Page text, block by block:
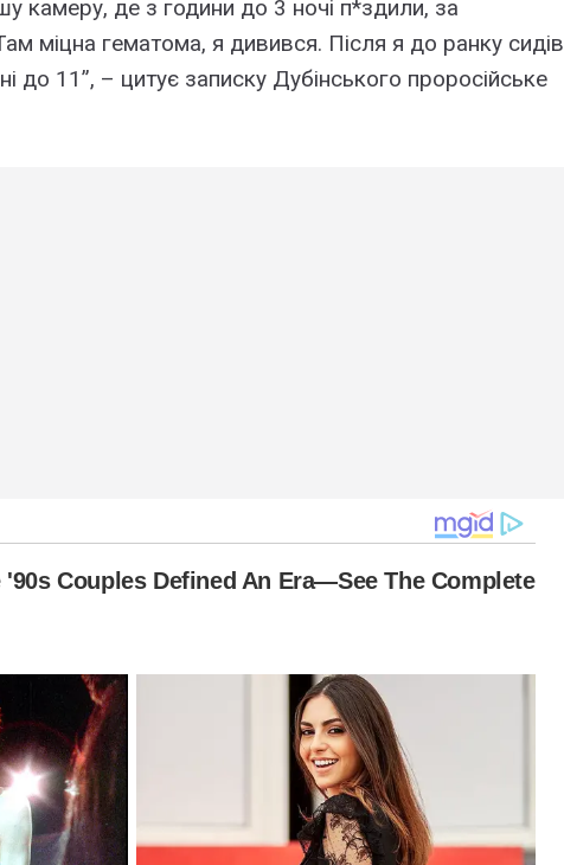
камеру, де з години до 3 ночі п*здили, за
міцна гематома, я дивився. Після я до ранку сидів
до 11”, – цитує записку Дубінського проросійське